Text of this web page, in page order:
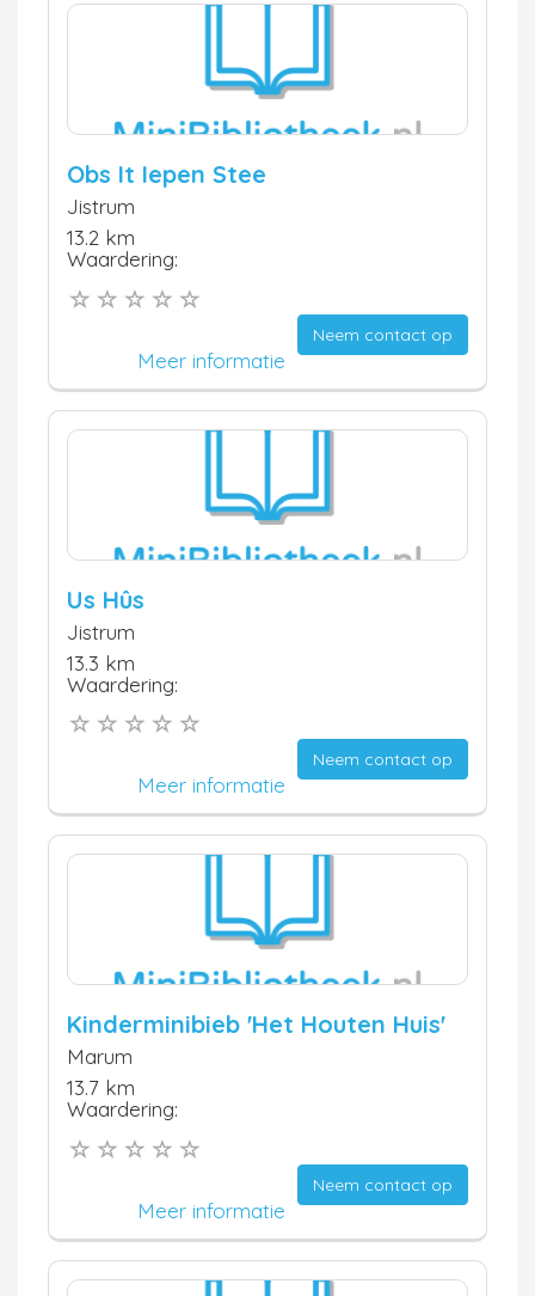
Obs It Iepen Stee
Jistrum
13.2 km
Waardering:
Neem contact op
Meer informatie
Us Hûs
Jistrum
13.3 km
Waardering:
Neem contact op
Meer informatie
Kinderminibieb 'Het Houten Huis'
Marum
13.7 km
Waardering:
Neem contact op
Meer informatie